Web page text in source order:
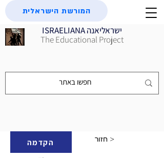
ISRAELIANA ישראליאנה
The Educational Project
המורשת הישראלית
הקדמה חזור >